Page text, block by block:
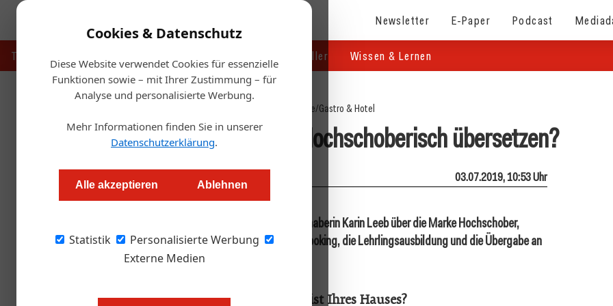
Cookies & Datenschutz
Diese Website verwendet Cookies für essenzielle
Funktionen sowie – mit Ihrer Zustimmung – für
Analyse und personalisierte Werbung.
Mehr Informationen finden Sie in unserer
Datenschutzerklärung.
Alle akzeptieren Ablehnen
Statistik
Personalisierte Werbung
Externe Medien
Newsletter E-Paper Podcast
Touristik Handel & Hersteller Wissen & Lernen
Startseite/Gastro & Hotel
Wie können wir das auf ­Hochschoberisch übersetzen?
Thomas Askan Vierich 03.07.2019, 10:53 Uhr
90 Jahre Hochschober: Gelegenheit, um mit Inhaberin Karin Leeb über die Marke Hochschober,
notwendige Kooperationen, den Verzicht auf Booking, die Lehrlingsausbildung und die Übergabe an
die nächste Generation zu sprechen.
Frau Leeb, was ist der besondere Geist Ihres Hauses?